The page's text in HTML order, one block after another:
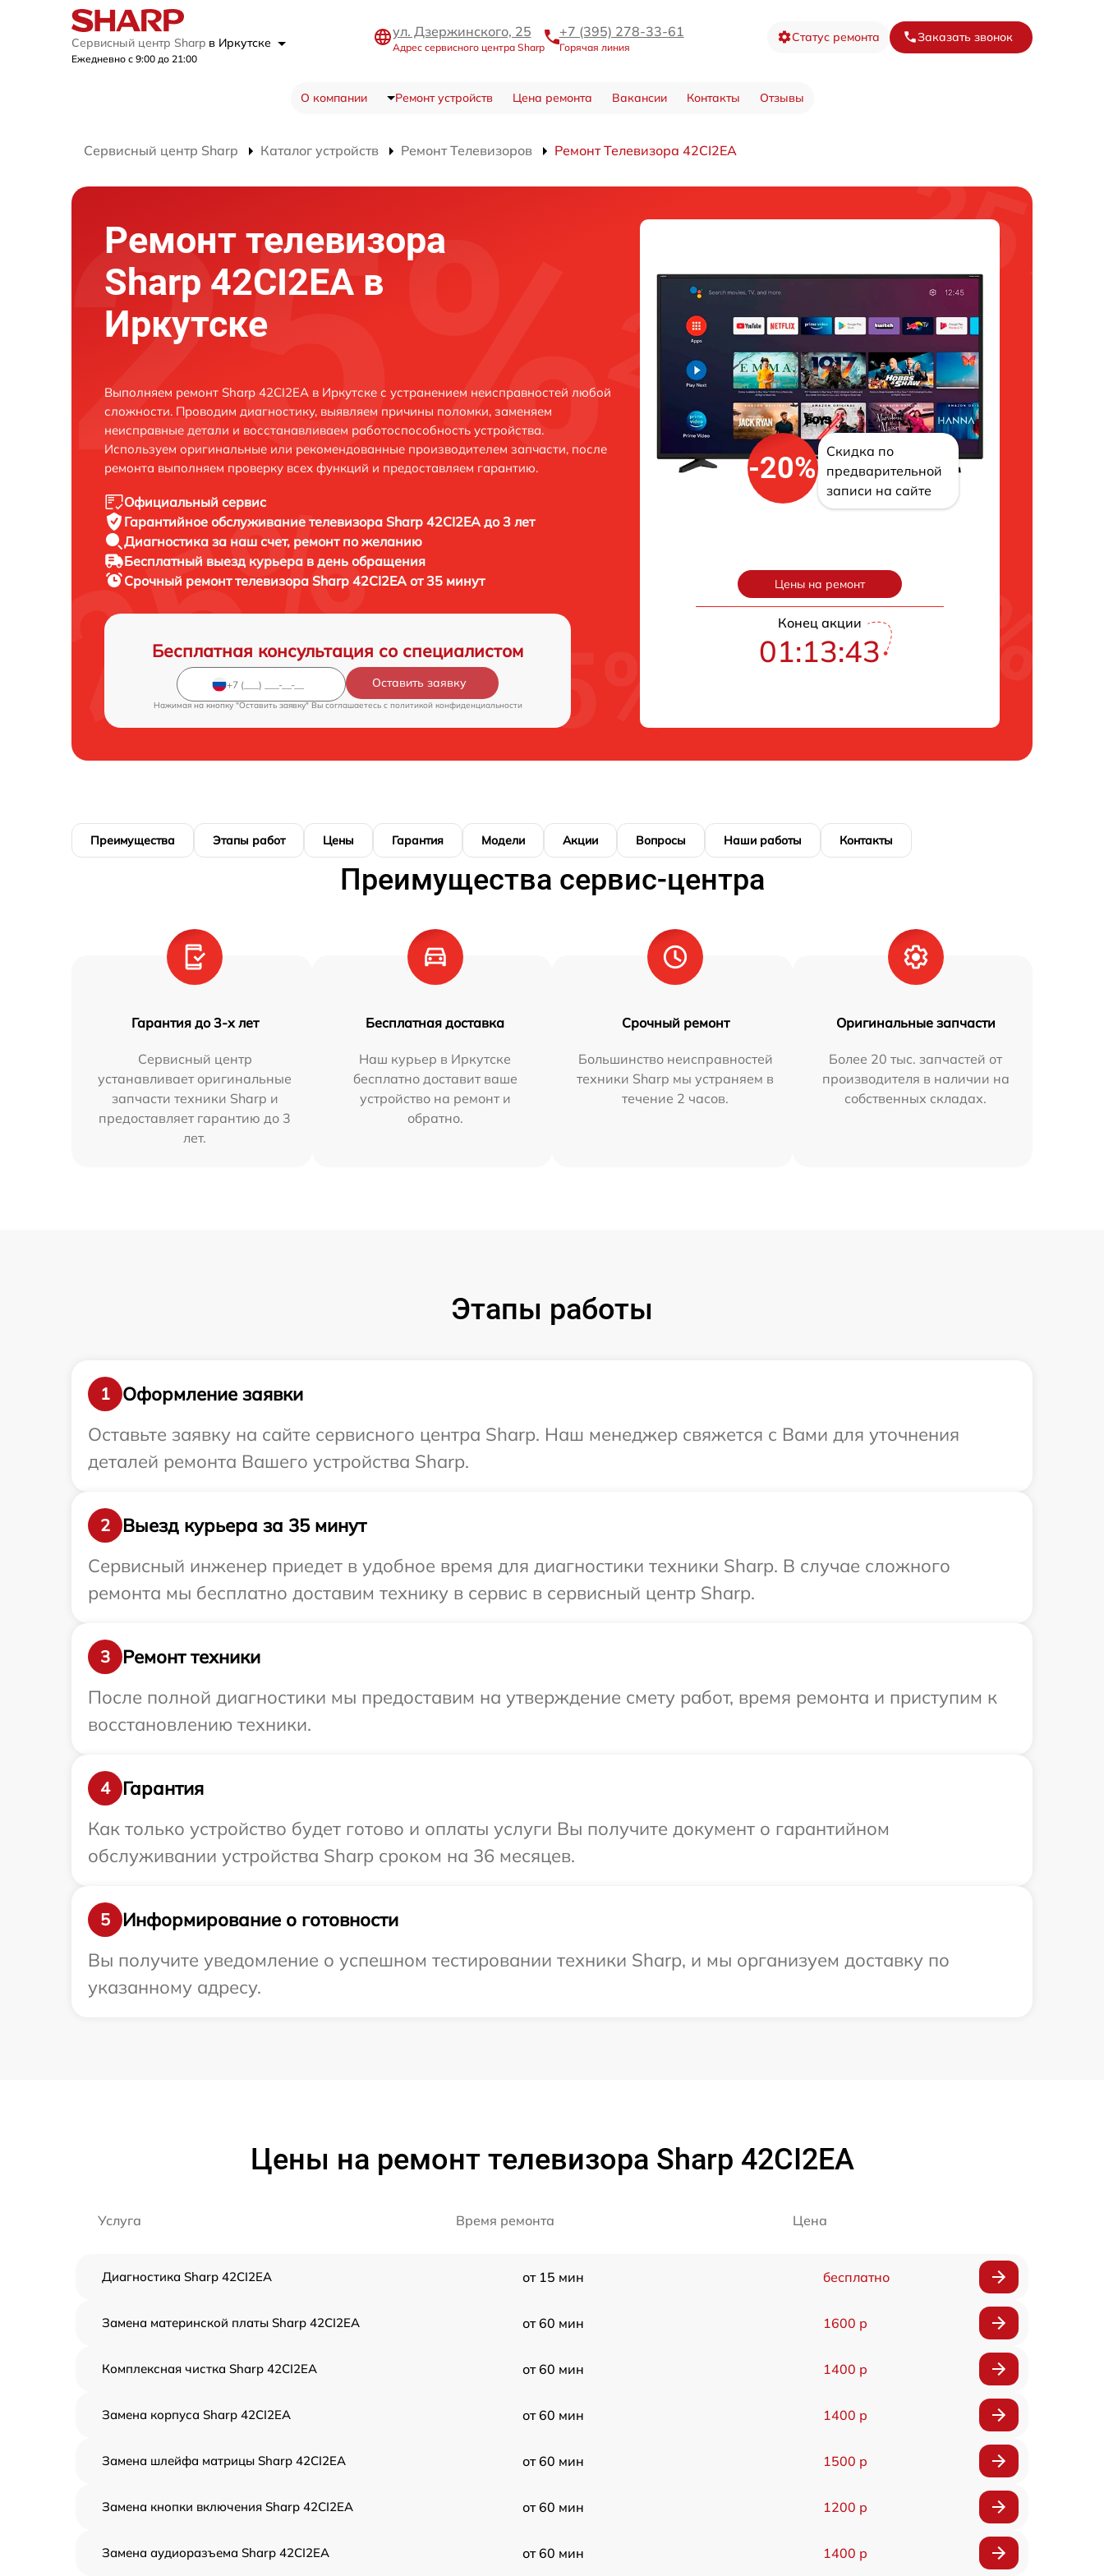
Сервисный центр Sharp в Иркутске
Ежедневно с 9:00 до 21:00
ул. Дзержинского, 25
Адрес сервисного центра Sharp
+7 (395) 278-33-61
Горячая линия
Статус ремонта Заказать звонок
О компании Ремонт устройств Цена ремонта Вакансии Контакты Отзывы
Сервисный центр Sharp Каталог устройств Ремонт Телевизоров Ремонт Телевизора 42CI2EA
Ремонт телевизора
Sharp 42CI2EA в
Иркутске
Выполняем ремонт Sharp 42CI2EA в Иркутске с устранением неисправностей любой
сложности. Проводим диагностику, выявляем причины поломки, заменяем
неисправные детали и восстанавливаем работоспособность устройства.
Используем оригинальные или рекомендованные производителем запчасти, после
ремонта выполняем проверку всех функций и предоставляем гарантию.
Официальный сервис
Гарантийное обслуживание телевизора Sharp 42CI2EA до 3 лет
Диагностика за наш счет, ремонт по желанию
Бесплатный выезд курьера в день обращения
Срочный ремонттелевизора Sharp 42CI2EA от 35 минут
Бесплатная консультация со специалистом
Оставить заявку
Нажимая на кнопку "Оставить заявку" Вы соглашаетесь c политикой конфиденциальности
-20%
Скидка по
предварительной
записи на сайте
Цены на ремонт
Конец акции
01:13:42
Преимущества Этапы работ Цены Гарантия Модели Акции Вопросы Наши работы Контакты
Преимущества сервис-центра
Гарантия до 3-х лет
Сервисный центр
устанавливает оригинальные
запчасти техники Sharp и
предоставляет гарантию до 3
лет.
Бесплатная доставка
Наш курьер в Иркутске
бесплатно доставит ваше
устройство на ремонт и
обратно.
Срочный ремонт
Большинство неисправностей
техники Sharp мы устраняем в
течение 2 часов.
Оригинальные запчасти
Более 20 тыс. запчастей от
производителя в наличии на
собственных складах.
Этапы работы
1
Оформление заявки
Оставьте заявку на сайте сервисного центра Sharp. Наш менеджер свяжется с Вами для уточнения
деталей ремонта Вашего устройства Sharp.
2
Выезд курьера за 35 минут
Сервисный инженер приедет в удобное время для диагностики техники Sharp. В случае сложного
ремонта мы бесплатно доставим технику в сервис в сервисный центр Sharp.
3
Ремонт техники
После полной диагностики мы предоставим на утверждение смету работ, время ремонта и приступим к
восстановлению техники.
4
Гарантия
Как только устройство будет готово и оплаты услуги Вы получите документ о гарантийном
обслуживании устройства Sharp сроком на 36 месяцев.
5
Информирование о готовности
Вы получите уведомление о успешном тестировании техники Sharp, и мы организуем доставку по
указанному адресу.
Цены на ремонт телевизора Sharp 42CI2EA
Услуга Время ремонта Цена
Диагностика Sharp 42CI2EA от 15 мин бесплатно
Замена материнской платы Sharp 42CI2EA от 60 мин 1600 р
Комплексная чистка Sharp 42CI2EA от 60 мин 1400 р
Замена корпуса Sharp 42CI2EA от 60 мин 1400 р
Замена шлейфа матрицы Sharp 42CI2EA от 60 мин 1500 р
Замена кнопки включения Sharp 42CI2EA от 60 мин 1200 р
Замена аудиоразъема Sharp 42CI2EA от 60 мин 1400 р